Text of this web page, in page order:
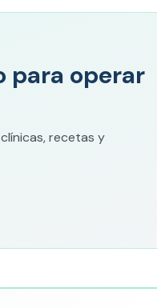
para operar
recetas y